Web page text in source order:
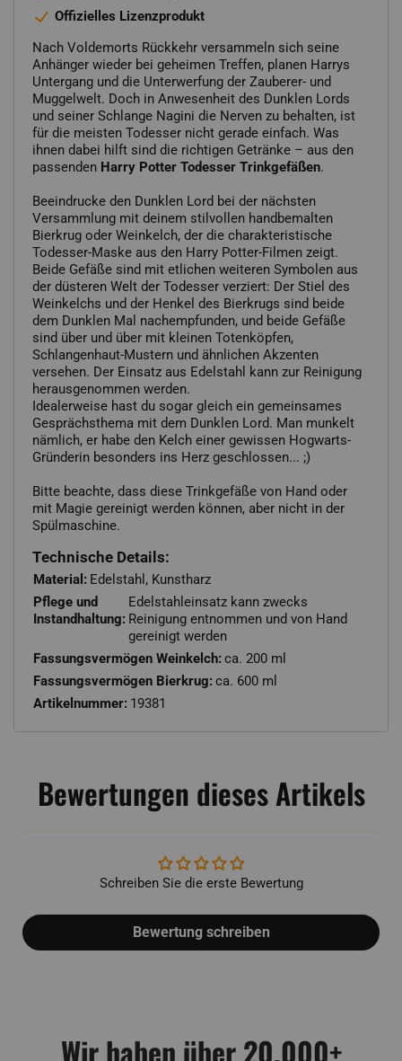
Offizielles Lizenzprodukt
Nach Voldemorts Rückkehr versammeln sich seine
Anhänger wieder bei geheimen Treffen, planen Harrys
Untergang und die Unterwerfung der Zauberer- und
Muggelwelt. Doch in Anwesenheit des Dunklen Lords
und seiner Schlange Nagini die Nerven zu behalten, ist
für die meisten Todesser nicht gerade einfach. Was
ihnen dabei hilft sind die richtigen Getränke – aus den
passenden Harry Potter Todesser Trinkgefäßen.
Beeindrucke den Dunklen Lord bei der nächsten
Versammlung mit deinem stilvollen handbemalten
Bierkrug oder Weinkelch, der die charakteristische
Todesser-Maske aus den Harry Potter-Filmen zeigt.
Beide Gefäße sind mit etlichen weiteren Symbolen aus
der düsteren Welt der Todesser verziert: Der Stiel des
Weinkelchs und der Henkel des Bierkrugs sind beide
dem Dunklen Mal nachempfunden, und beide Gefäße
sind über und über mit kleinen Totenköpfen,
Schlangenhaut-Mustern und ähnlichen Akzenten
versehen. Der Einsatz aus Edelstahl kann zur Reinigung
herausgenommen werden.
Idealerweise hast du sogar gleich ein gemeinsames
Gesprächsthema mit dem Dunklen Lord. Man munkelt
nämlich, er habe den Kelch einer gewissen Hogwarts-
Gründerin besonders ins Herz geschlossen... ;)
Bitte beachte, dass diese Trinkgefäße von Hand oder
mit Magie gereinigt werden können, aber nicht in der
Spülmaschine.
Technische Details:
Material: Edelstahl, Kunstharz
Pflege und
Instandhaltung:
Edelstahleinsatz kann zwecks
Reinigung entnommen und von Hand
gereinigt werden
Fassungsvermögen Weinkelch: ca. 200 ml
Fassungsvermögen Bierkrug: ca. 600 ml
Artikelnummer: 19381
Bewertungen dieses Artikels
Schreiben Sie die erste Bewertung
Bewertung schreiben
Wir haben über 20.000+